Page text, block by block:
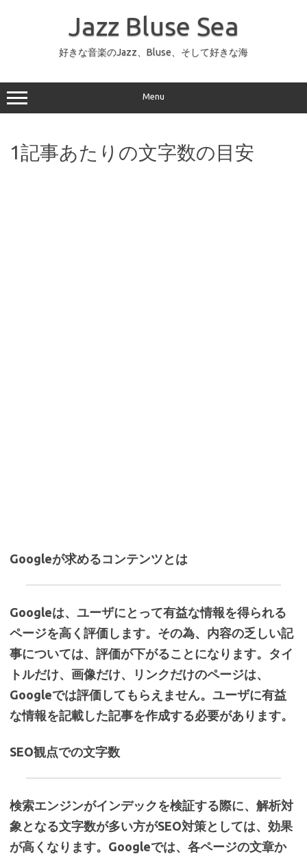
ッ
プ
Jazz Bluse Sea
好きな音楽のJazz、Bluse、そして好きな海
Menu
1記事あたりの文字数の目安
Googleが求めるコンテンツとは
Googleは、ユーザにとって有益な情報を得られる
ページを高く評価します。その為、内容の乏しい記
事については、評価が下がることになります。タイ
トルだけ、画像だけ、リンクだけのページは、
Googleでは評価してもらえません。ユーザに有益
な情報を記載した記事を作成する必要があります。
SEO観点での文字数
検索エンジンがインデックを検証する際に、解析対
象となる文字数が多い方がSEO対策としては、効果
が高くなります。Googleでは、各ページの文章か